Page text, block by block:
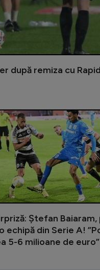
după remiza cu
Ștefan Baiaram,
echipă din Serie A!
5-6 milioane de euro”